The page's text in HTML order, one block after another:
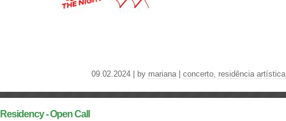
09.02.2024 | by mariana| concerto, residência artística
- Open Call